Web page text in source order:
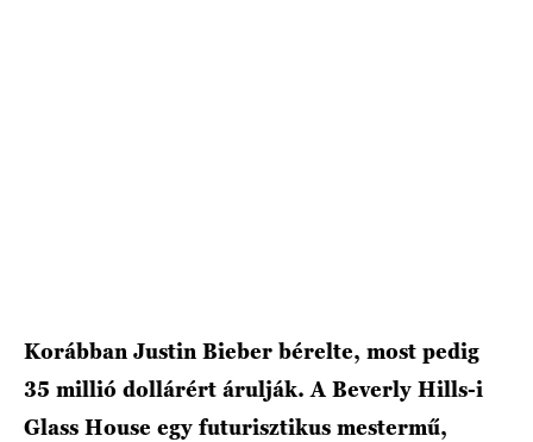
Korábban Justin Bieber bérelte, most pedig
35 millió dollárért árulják. A Beverly Hills-i
Glass House egy futurisztikus mestermű,